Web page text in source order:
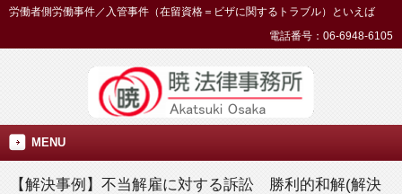
労働者側労働事件／入管事件（在留資格＝ビザに関するトラブル）といえば
電話番号：06-6948-6105
MENU
【解決事例】不当解雇に対する訴訟 勝利的和解(解決